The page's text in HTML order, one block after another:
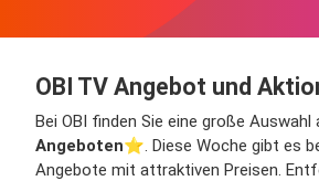
OBI TV Angebot und
Bei OBI finden Sie eine große Auswahl
Angeboten⭐️. Diese Woche gibt es
Angebote mit attraktiven Preisen.